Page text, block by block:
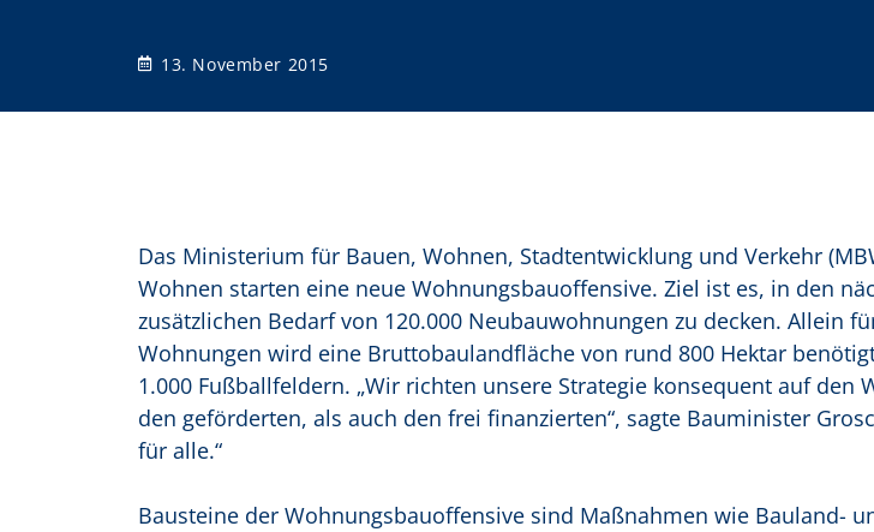
13. November 2015
Das Ministerium für Bauen, Wohnen, Stadtentwicklung und Verkehr
Wohnen starten eine neue Wohnungsbauoffensive. Ziel ist es, in den
zusätzlichen Bedarf von 120.000 Neubauwohnungen zu decken. Allein
Wohnungen wird eine Bruttobaulandfläche von rund 800 Hektar
1.000 Fußballfeldern. „Wir richten unsere Strategie konsequent auf den
den geförderten, als auch den frei finanzierten“, sagte Bauminister
für alle.“
Bausteine der Wohnungsbauoffensive sind Maßnahmen wie Bauland-